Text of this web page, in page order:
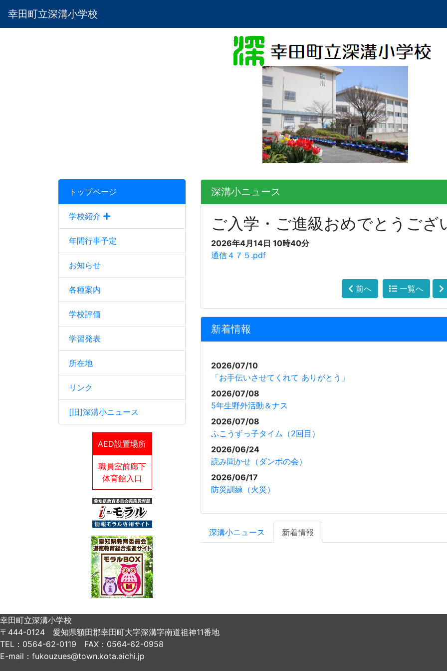
幸田町立深溝小学校
トップページ
学校紹介
年間行事予定
お知らせ
各種案内
学校評価
学習発表
所在地
リンク
[旧]深溝小ニュース
AED設置場所
職員室前廊下
体育館入口
深溝小ニュース
ご入学・ご進級おめでとうござ
2026年4月14日 10時40分
通信４７５.pdf
前へ 一覧へ
新着情報
2026/07/10
「お手伝いさせてくれて ありがとう」
2026/07/08
5年生野外活動＆ナス
2026/07/08
ふこうずっ子タイム（2回目）
2026/06/24
読み聞かせ（ダンボの会）
2026/06/17
防災訓練（火災）
深溝小ニュース 新着情報
幸田町立深溝小学校
〒444-0124 愛知県額田郡幸田町大字深溝字南道祖神11番地
TEL：0564-62-0119 FAX：0564-62-0958
E-mail：fukouzues@town.kota.aichi.jp